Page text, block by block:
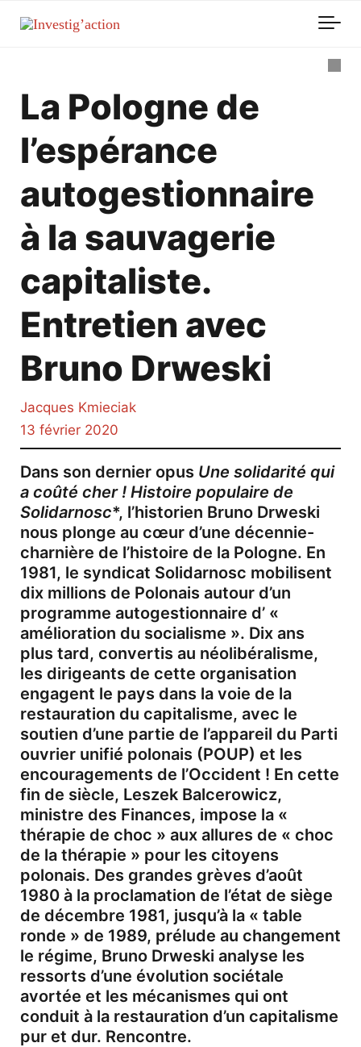
La Pologne de
l’espérance
autogestionnaire
à la sauvagerie
capitaliste.
Entretien avec
Bruno Drweski
Jacques Kmieciak
13 février 2020
Dans son dernier opus Une solidarité qui
a coûté cher ! Histoire populaire de
Solidarnosc*, l’historien Bruno Drweski
nous plonge au cœur d’une décennie-
charnière de l’histoire de la Pologne. En
1981, le syndicat Solidarnosc mobilisent
dix millions de Polonais autour d’un
programme autogestionnaire d’ «
amélioration du socialisme ». Dix ans
plus tard, convertis au néolibéralisme,
les dirigeants de cette organisation
engagent le pays dans la voie de la
restauration du capitalisme, avec le
soutien d’une partie de l’appareil du Parti
ouvrier unifié polonais (POUP) et les
encouragements de l’Occident ! En cette
fin de siècle, Leszek Balcerowicz,
ministre des Finances, impose la «
thérapie de choc » aux allures de « choc
de la thérapie » pour les citoyens
polonais. Des grandes grèves d’août
1980 à la proclamation de l’état de siège
de décembre 1981, jusqu’à la « table
ronde » de 1989, prélude au changement
le régime, Bruno Drweski analyse les
ressorts d’une évolution sociétale
avortée et les mécanismes qui ont
conduit à la restauration d’un capitalisme
pur et dur. Rencontre.